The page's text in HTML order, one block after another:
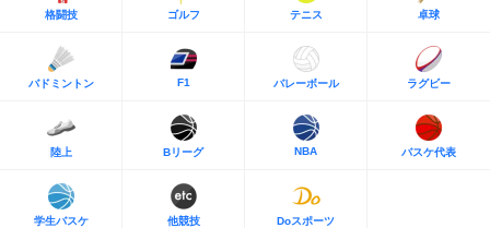
格闘技 ゴルフ テニス 卓球
バドミントン F1 バレーボール ラグビー
陸上 Bリーグ NBA バスケ代表
学生バスケ 他競技 Doスポーツ